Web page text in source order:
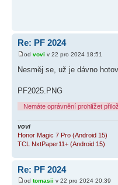
Re: PF 2024
od vovi v 22 pro 2024 18:51
Nesměj se, už je dávno
PF2025.PNG
Nemáte oprávnění prohlížet
vovi
Honor Magic 7 Pro (Android 15)
TCL NxtPaper11+ (Android 15)
Re: PF 2024
od tomasii v 22 pro 2024 20:39